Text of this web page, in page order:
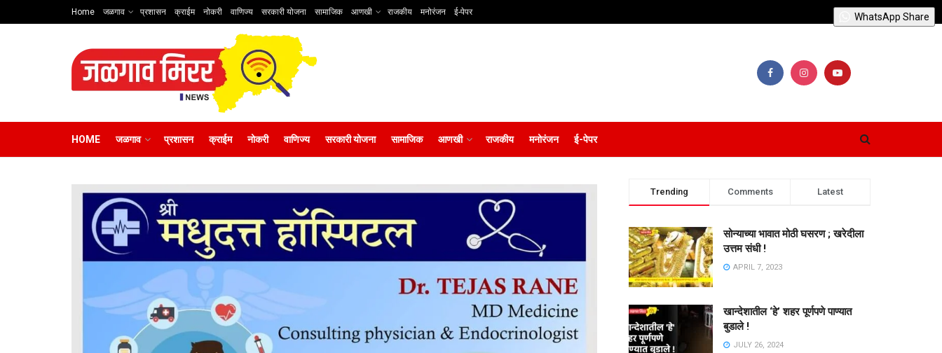
Home जळगाव प्रशासन क्राईम नोकरी वाणिज्य सरकारी योजना सामाजिक आणखी राजकीय मनोरंजन ई-पेपर
HOME जळगाव प्रशासन क्राईम नोकरी वाणिज्य सरकारी योजना सामाजिक आणखी राजकीय मनोरंजन ई-पेपर
Trending Comments Latest
सोन्याच्या भावात मोठी घसरण ; खरेदीला
उत्तम संधी !
APRIL 7, 2023
खान्देशातील ‘हे’ शहर पूर्णपणे पाण्यात
बुडाले !
JULY 26, 2024
WhatsApp Share